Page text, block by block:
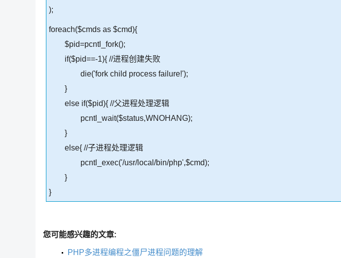
);
foreach($cmds as $cmd){
$pid=pcntl_fork();
if($pid==-1){ //进程创建失败
die('fork child process failure!');
}
else if($pid){ //父进程处理逻辑
pcntl_wait($status,WNOHANG);
}
else{ //子进程处理逻辑
pcntl_exec('/usr/local/bin/php',$cmd);
}
}
您可能感兴趣的文章:
PHP多进程编程之僵尸进程问题的理解